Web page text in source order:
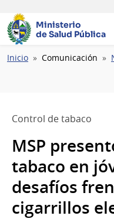
Ministerio
de Salud Pública
Ruta
Inicio Comunicación
Control de tabaco
MSP
tabaco en
desafíos
cigarrillos